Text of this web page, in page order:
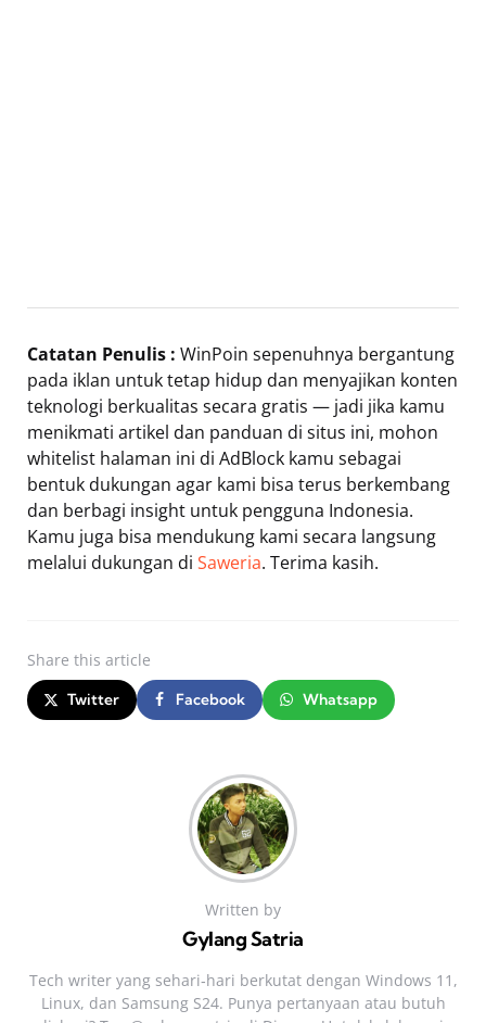
Catatan Penulis : WinPoin sepenuhnya bergantung
pada iklan untuk tetap hidup dan menyajikan konten
teknologi berkualitas secara gratis — jadi jika kamu
menikmati artikel dan panduan di situs ini, mohon
whitelist halaman ini di AdBlock kamu sebagai
bentuk dukungan agar kami bisa terus berkembang
dan berbagi insight untuk pengguna Indonesia.
Kamu juga bisa mendukung kami secara langsung
melalui dukungan di Saweria. Terima kasih.
Share this article
Twitter Facebook Whatsapp
Written by
Gylang Satria
Tech writer yang sehari‑hari berkutat dengan Windows 11,
Linux, dan Samsung S24. Punya pertanyaan atau butuh